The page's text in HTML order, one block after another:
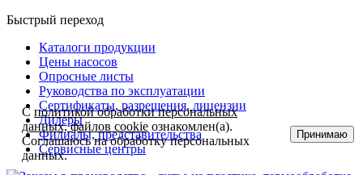
Быстрый переход
Каталоги продукции
Цены насосов
Опросные листы
Руководства по эксплуатации
Сертификаты, разрешения, лицензии
Дилеры
Филиалы, представительства
Сервисные центры
Сполитикой обработки персональных
данных, файлов cookie ознакомлен(а).
Соглашаюсь на обработку персональных
данных.
Принимаю